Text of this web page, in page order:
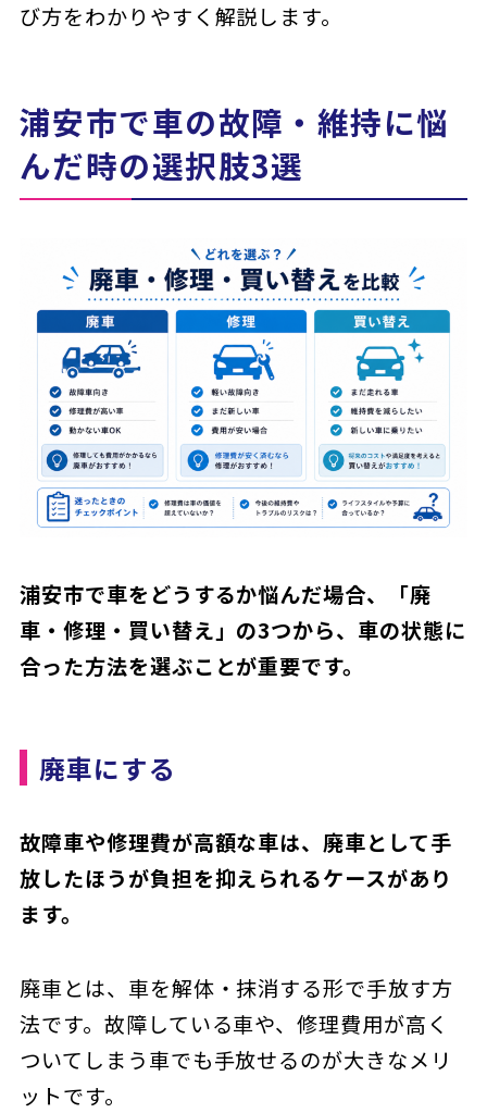
び方をわかりやすく解説します。
浦安市で車の故障・維持に悩
んだ時の選択肢3選
浦安市で車をどうするか悩んだ場合、「廃
車・修理・買い替え」の3つから、車の状態に
合った方法を選ぶことが重要です。
廃車にする
故障車や修理費が高額な車は、廃車として手
放したほうが負担を抑えられるケースがあり
ます。
廃車とは、車を解体・抹消する形で手放す方
法です。故障している車や、修理費用が高く
ついてしまう車でも手放せるのが大きなメリ
ットです。